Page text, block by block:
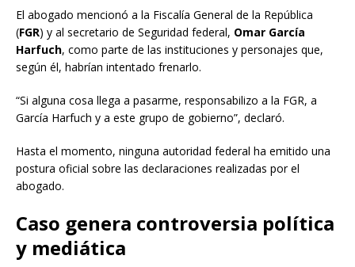
El abogado mencionó a la Fiscalía General de la República
(FGR) y al secretario de Seguridad federal, Omar García
Harfuch, como parte de las instituciones y personajes que,
según él, habrían intentado frenarlo.
“Si alguna cosa llega a pasarme, responsabilizo a la FGR, a
García Harfuch y a este grupo de gobierno”, declaró.
Hasta el momento, ninguna autoridad federal ha emitido una
postura oficial sobre las declaraciones realizadas por el
abogado.
Caso genera controversia política
y mediática